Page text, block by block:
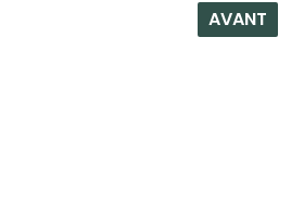
AVANT